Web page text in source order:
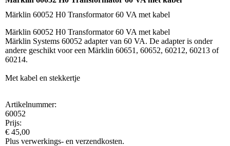
Märklin 60052 H0 Transformator 60 VA met kabel
Märklin 60052 H0 Transformator 60 VA met kabel
Märklin Systems 60052 adapter van 60 VA. De adapter is onder
andere geschikt voor een Märklin 60651, 60652, 60212, 60213 of
60214.
Met kabel en stekkertje
Artikelnummer:
60052
Prijs:
€ 45,00
Plus verwerkings- en verzendkosten.